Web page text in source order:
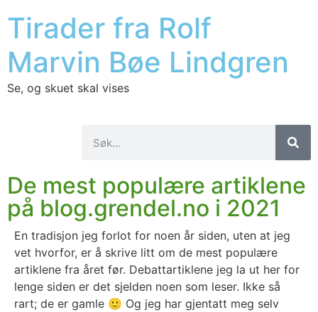
Tirader fra Rolf
Marvin Bøe Lindgren
Se, og skuet skal vises
De mest populære artiklene
på blog.grendel.no i 2021
En tra­di­sjon jeg for­lot for noen år siden, uten at jeg
vet hvor­for, er å skri­ve litt om de mest popu­læ­re
artik­le­ne fra året før. Debatt­ar­tik­le­ne jeg la ut her for
len­ge siden er det sjel­den noen som leser. Ikke så
rart; de er gam­le 🙂 Og jeg har gjen­tatt meg selv